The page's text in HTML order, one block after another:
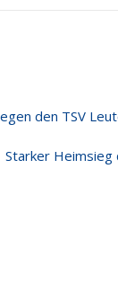
den TSV
Starker Heimsieg